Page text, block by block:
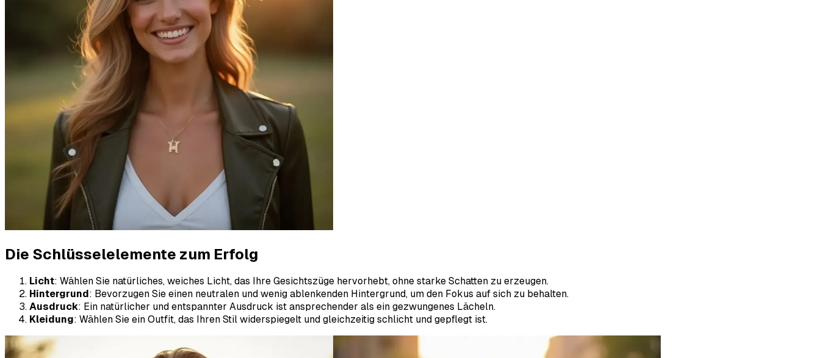
Die Schlüsselelemente zum Erfolg
Licht: Wählen Sie natürliches, weiches Licht, das Ihre Gesichtszüge hervorhebt, ohne starke Schatten zu erzeugen.
Hintergrund : Bevorzugen Sie einen neutralen und wenig ablenkenden Hintergrund, um den Fokus auf sich zu behalten.
Ausdruck: Ein natürlicher und entspannter Ausdruck ist ansprechender als ein gezwungenes Lächeln.
Kleidung: Wählen Sie ein Outfit, das Ihren Stil widerspiegelt und gleichzeitig schlicht und gepflegt ist.